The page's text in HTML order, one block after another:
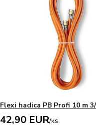
Flexi hadica PB Profi 10 m
42,90 EUR/ks